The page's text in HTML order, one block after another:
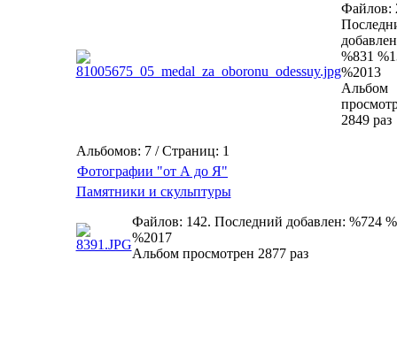
Файлов:
%831
%2013
Альбом
2849 раз
Альбомов: 7 / Страниц: 1
Фотографии "от А до Я"
Памятники и скульптуры
Файлов: 142. Последний добавлен: %724
%2017
Альбом просмотрен 2877 раз